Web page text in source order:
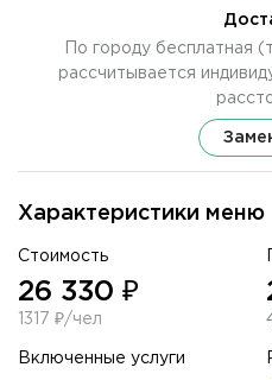
Характеристики меню
Стоимость
26 330 ₽
1317 ₽/чел
Включенные услуги
По городу бесплатная
рассчитывается